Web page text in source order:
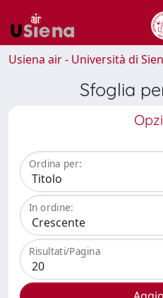
Usiena air - Università di
Sfoglia
Ordina per:
In ordine:
Risultati/Pagina